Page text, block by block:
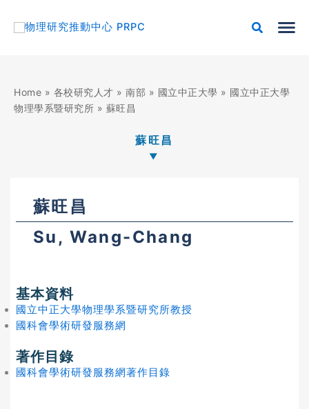
Home » 各校研究人才 » 南部 » 國立中正大學 » 國立中正大學
物理學系暨研究所 » 蘇旺昌
蘇旺昌
蘇旺昌
Su, Wang-Chang
基本資料
國立中正大學物理學系暨研究所教授
國科會學術研發服務網
著作目錄
國科會學術研發服務網著作目錄